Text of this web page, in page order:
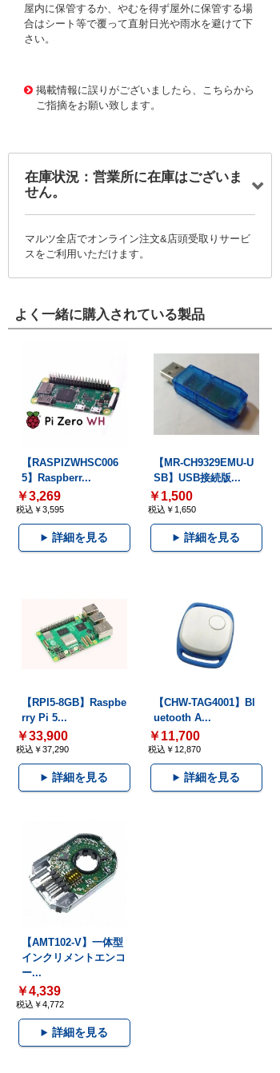
屋内に保管するか、やむを得ず屋外に保管する場
合はシート等で覆って直射日光や雨水を避けて下
さい。
掲載情報に誤りがございましたら、こちらから
ご指摘をお願い致します。
在庫状況：営業所に在庫はございま
せん。
マルツ全店でオンライン注文&店頭受取りサービ
スをご利用いただけます。
よく一緒に購入されている製品
【RASPIZWHSC006
5】Raspberr...
￥3,269
税込￥3,595
詳細を見る
【MR-CH9329EMU-U
SB】USB接続版...
￥1,500
税込￥1,650
詳細を見る
【RPI5-8GB】Raspbe
rry Pi 5...
￥33,900
税込￥37,290
詳細を見る
【CHW-TAG4001】Bl
uetooth A...
￥11,700
税込￥12,870
詳細を見る
【AMT102-V】一体型
インクリメントエンコ
ー...
￥4,339
税込￥4,772
詳細を見る